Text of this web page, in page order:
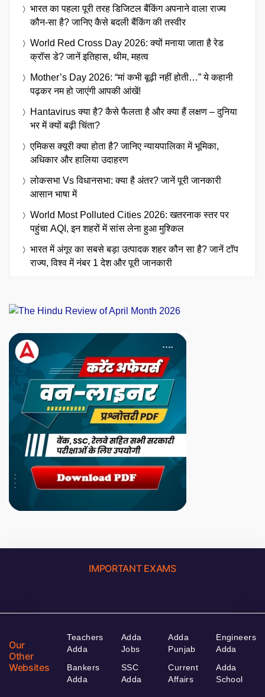
भारत का पहला पूरी तरह डिजिटल बैंकिंग अपनाने वाला राज्य
कौन-सा है? जानिए कैसे बदली बैंकिंग की तस्वीर
World Red Cross Day 2026: क्यों मनाया जाता है रेड
क्रॉस डे? जानें इतिहास, थीम, महत्व
Mother’s Day 2026: “मां कभी बूढ़ी नहीं होती…” ये कहानी
पढ़कर नम हो जाएंगी आपकी आंखें!
Hantavirus क्या है? कैसे फैलता है और क्या हैं लक्षण – दुनिया
भर में क्यों बढ़ी चिंता?
एमिकस क्यूरी क्या होता है? जानिए न्यायपालिका में भूमिका,
अधिकार और हालिया उदाहरण
लोकसभा Vs विधानसभा: क्या है अंतर? जानें पूरी जानकारी
आसान भाषा में
World Most Polluted Cities 2026: खतरनाक स्तर पर
पहुंचा AQI, इन शहरों में सांस लेना हुआ मुश्किल
भारत में अंगूर का सबसे बड़ा उत्पादक शहर कौन सा है? जानें टॉप
राज्य, विश्व में नंबर 1 देश और पूरी जानकारी
IMPORTANT EXAMS
Our
Other
Websites
Teachers
Adda
Bankers
Adda
Adda
Jobs
SSC
Adda
Adda
Punjab
Current
Affairs
Engineers
Adda
Adda
School